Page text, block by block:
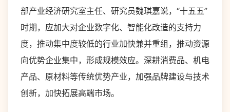
部产业经济研究室主任、研究员魏琪嘉说，“十五五”
时期，应加大对企业数字化、智能化改造的支持力
度，推动集中度较低的行业加快兼并重组，推动资源
向优势企业集中，形成规模效应。深耕消费品、机电
产品、原材料等传统优势产业，加强品牌建设与技术
创新，加快拓展高端市场。